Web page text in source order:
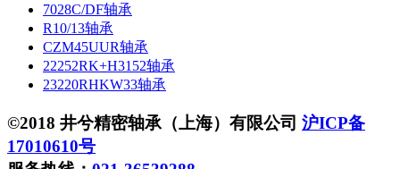
7028C/DF轴承
R10/13轴承
CZM45UUR轴承
22252RK+H3152轴承
23220RHKW33轴承
©2018 井兮精密轴承（上海）有限公司 沪ICP备
17010610号